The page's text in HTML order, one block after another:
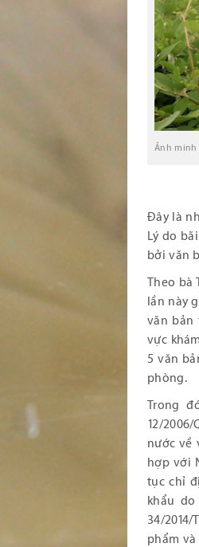
Ảnh minh
Đây là
Lý do
bởi văn
Theo bà
lần này
văn bản
vực
5 văn
phòng.
Trong
12/
nước về
hợp với
tục chỉ
khẩu
34/
phẩm